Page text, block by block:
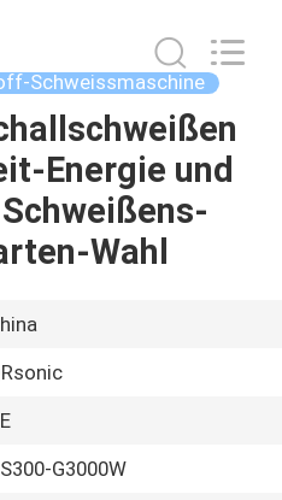
Schweissmaschine
Energie und
Wahl
G3000W